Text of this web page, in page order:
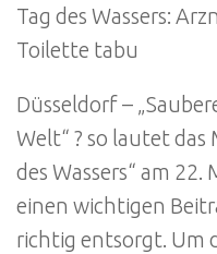
Tag des Wassers:
Toilette tabu
Düsseldorf –
Welt“ ? so lautet das
des Wassers“ am
einen wichtigen
richtig entsorgt. Um